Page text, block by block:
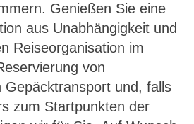
Genießen Sie eine
aus Unabhängigkeit und
Reiseorganisation im
von
Gepäcktransport und, falls
zum Startpunkten der